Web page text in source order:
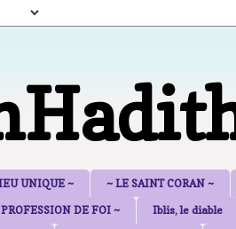
UNIQUE ~ ~ LE SAINT CORAN ~
DE FOI ~ Iblis, le diable